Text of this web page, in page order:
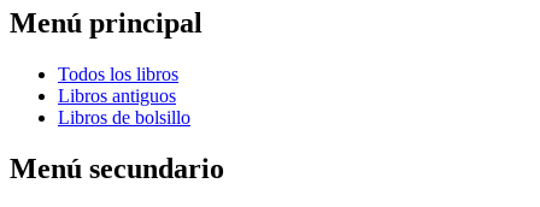
Menú principal
Todos los libros
Libros antiguos
Libros de bolsillo
Menú secundario